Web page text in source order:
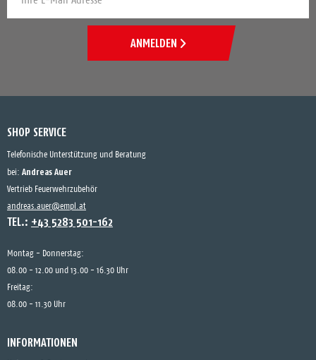
ANMELDEN
SHOP SERVICE
Telefonische Unterstützung und Beratung
bei: Andreas Auer
Vertrieb Feuerwehrzubehör
andreas.auer@empl.at
TEL.: +43 5283 501-162
Montag - Donnerstag:
08.00 - 12.00 und 13.00 - 16.30 Uhr
Freitag:
08.00 - 11.30 Uhr
INFORMATIONEN